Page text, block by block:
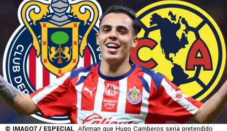
© IMAGO7 / ESPECIAL Afirman que Hugo Camberos sería pretendido